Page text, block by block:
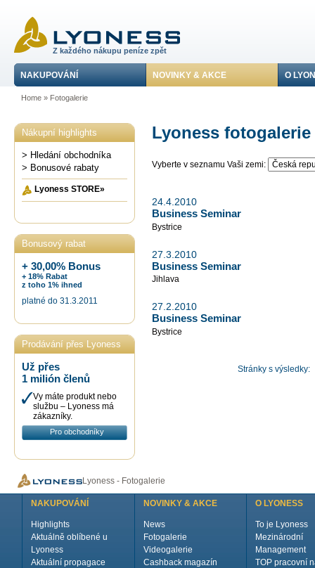
Z každého nákupu peníze zpět
NAKUPOVÁNÍ NOVINKY & AKCE O
Home» Fotogalerie
Nákupní highlights
> Hledání obchodníka
> Bonusové rabaty
Lyoness STORE»
Bonusový rabat
+ 30,00% Bonus
+ 18% Rabat
z toho 1% ihned
platné do 31.3.2011
Prodávání přes Lyoness
Už přes
1 milión členů
Vy máte produkt nebo
službu – Lyoness má
zákazníky.
Pro obchodníky
Lyoness fotogalerie
Vyberte v seznamu Vaši zemi:
24.4.2010
Business Seminar
Bystrice
27.3.2010
Business Seminar
Jihlava
27.2.2010
Business Seminar
Bystrice
Stránky s výsledky:
Lyoness - Fotogalerie
NAKUPOVÁNÍ
Highlights
Aktuálně oblíbené u
Lyoness
Aktuální propagace
NOVINKY & AKCE
News
Fotogalerie
Videogalerie
Cashback magazín
O LYONESS
To je Lyoness
Mezinárodní
Management
TOP pracovní